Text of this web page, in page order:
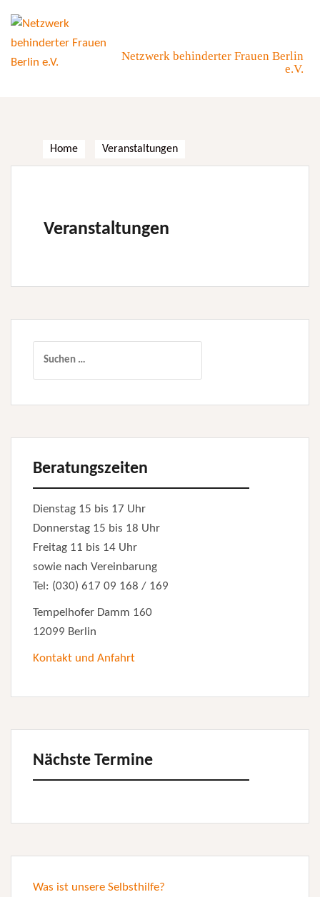
content
Netzwerk behinderter Frauen Berlin
e.V.
Home Veranstaltungen
Veranstaltungen
Beratungszeiten
Dienstag 15 bis 17 Uhr
Donnerstag 15 bis 18 Uhr
Freitag 11 bis 14 Uhr
sowie nach Vereinbarung
Tel: (030) 617 09 168 / 169
Tempelhofer Damm 160
12099 Berlin
Kontakt und Anfahrt
Nächste Termine
Was ist unsere Selbsthilfe?